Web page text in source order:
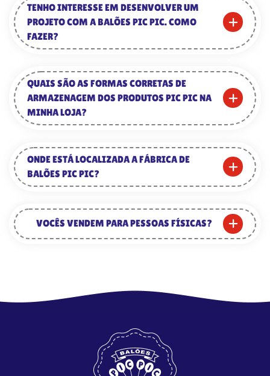
TENHO INTERESSE EM DESENVOLVER UM
PROJETO COM A BALÕES PIC PIC. COMO
FAZER?
QUAIS SÃO AS FORMAS CORRETAS DE
ARMAZENAGEM DOS PRODUTOS PIC PIC NA
MINHA LOJA?
ONDE ESTÁ LOCALIZADA A FÁBRICA DE
BALÕES PIC PIC?
VOCÊS VENDEM PARA PESSOAS FÍSICAS?